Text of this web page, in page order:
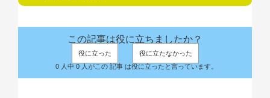
この記事は役に立ちましたか？
役に立った
役に立たなかった
0 人中 0 人がこの 記事 は役に立ったと言っています。